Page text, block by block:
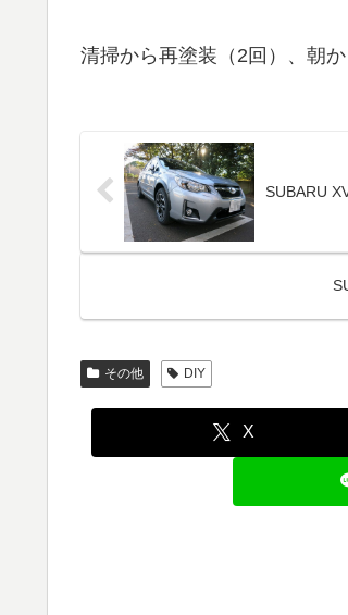
清掃から再塗装（2回）、朝
SUBARU
その他 DIY
X